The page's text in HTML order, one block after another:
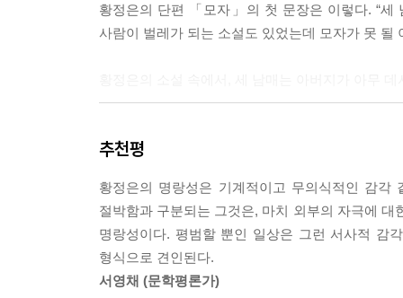
황정은의 단편 「모자」의 첫 문장은 이렇다. “
사람이 벌레가 되는 소설도 있었는데 모자가 못
아니에요. (……) 우연히 모자를 봤다고 하네요. 댁
그냥 모자가 됐을 뿐인데요.
하지만 애들이 보잖아요.
전혀 해롭지 않아요. 머리 하나 정도의 공간을 차
애가 자꾸 물어봐서요. 뭐라고 대답해야 할지 모
부부는 생각하고 있어요.
추천평
황정은의 명랑성은 기계적이고 무의식적인 감
절박함과 구분되는 그것은, 마치 외부의 자극에
명랑성이다. 평범할 뿐인 일상은 그런 서사적 감
형식으로 견인된다.
서영채 (문학평론가)